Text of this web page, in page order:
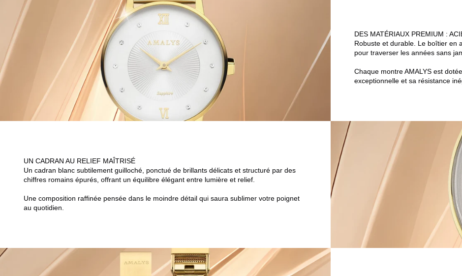
DES MATÉRIAUX PREMIUM :
Robuste et durable. Le boîtier en
pour traverser les années sans
Chaque montre AMALYS est
exceptionnelle et sa résistance
UN CADRAN AU RELIEF MAÎTRISÉ
Un cadran blanc subtilement guilloché, ponctué de brillants délicats et structuré par des
chiffres romains épurés, offrant un équilibre élégant entre lumière et relief.
Une composition raffinée pensée dans le moindre détail qui saura sublimer votre poignet
au quotidien.